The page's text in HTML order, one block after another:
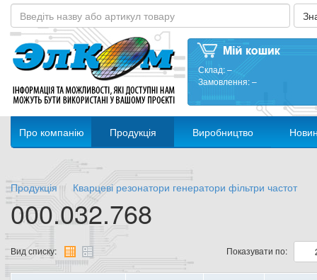
Склад:–
Замовлення:–
Про компанію Продукція Виробництво
Продукція Кварцеві резонатори генератори фільтри частот
000.032.768
Вид списку: Показувати по: